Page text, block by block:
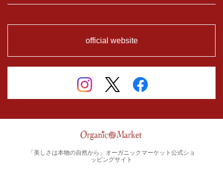
official website
「美しさは本物の自然から」オーガニックマーケット公式ショ
ッピングサイト